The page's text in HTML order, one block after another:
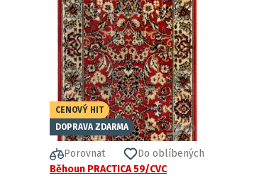
CENOVÝ HIT
DOPRAVA ZDARMA
Porovnat
Do oblíbených
Běhoun PRACTICA 59/CVC